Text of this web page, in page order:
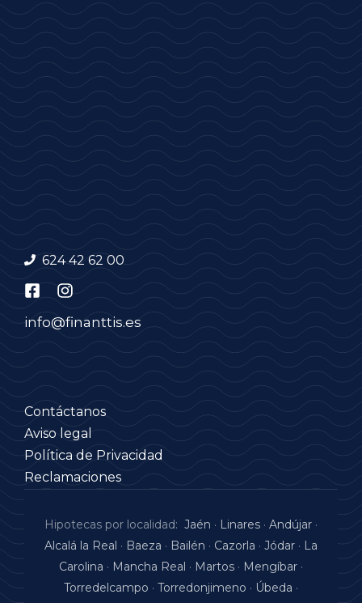
624 42 62 00
info@finanttis.es
Contáctanos
Aviso legal
Política de Privacidad
Reclamaciones
Hipotecas por localidad: Jaén · Linares · Andújar ·
Alcalá la Real · Baeza · Bailén · Cazorla · Jódar · La
Carolina · Mancha Real · Martos · Mengíbar ·
Torredelcampo · Torredonjimeno · Úbeda ·